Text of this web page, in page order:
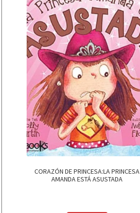
CORAZÓN DE PRINCESA:LA PRINCESA
AMANDA ESTÁ ASUSTADA